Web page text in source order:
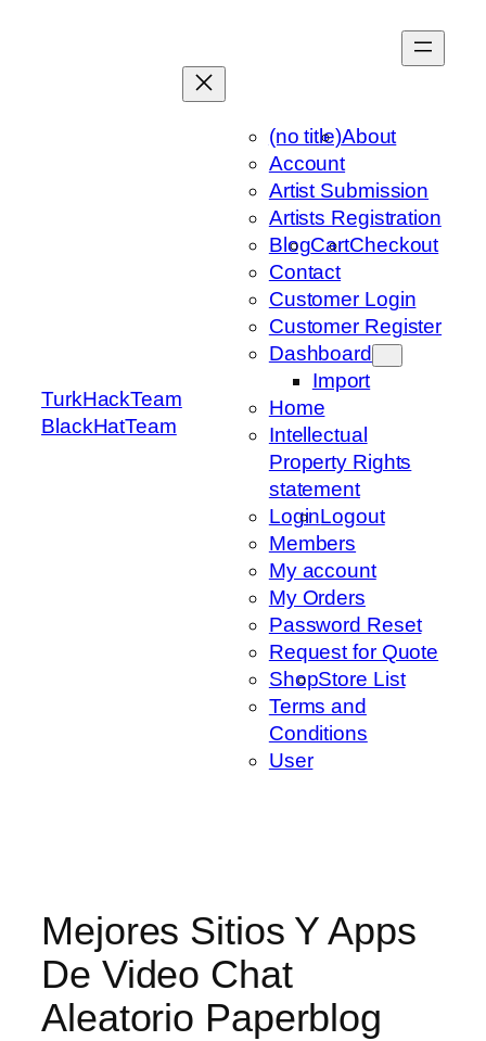
TurkHackTeam
BlackHatTeam
(no title)About
Account
Artist Submission
Artists Registration
BlogCartCheckout
Contact
Customer Login
Customer Register
Dashboard
Import
Home
Intellectual
Property Rights
statement
LoginLogout
Members
My account
My Orders
Password Reset
Request for Quote
ShopStore List
Terms and
Conditions
User
Mejores Sitios Y Apps
De Video Chat
Aleatorio Paperblog